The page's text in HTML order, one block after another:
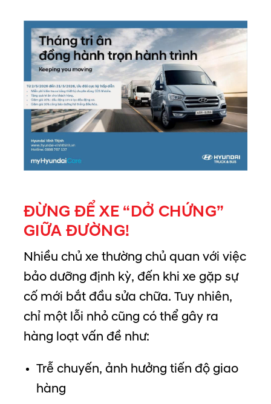
ĐỪNG ĐỂ XE “DỞ CHỨNG”
GIỮA ĐƯỜNG!
Nhiều chủ xe thường chủ quan với việc
bảo dưỡng định kỳ, đến khi xe gặp sự
cố mới bắt đầu sửa chữa. Tuy nhiên,
chỉ một lỗi nhỏ cũng có thể gây ra
hàng loạt vấn đề như:
Trễ chuyến, ảnh hưởng tiến độ giao
hàng